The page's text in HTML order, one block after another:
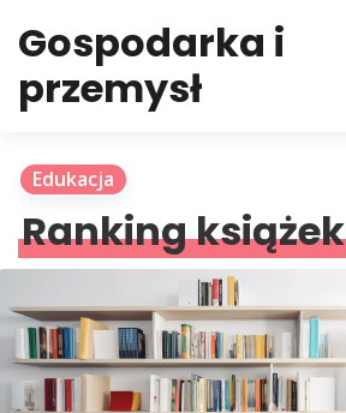
Gospodarka i
przemysł
Edukacja
Ranking książek